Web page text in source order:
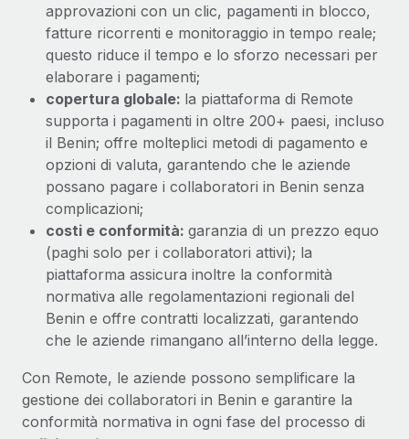
approvazioni con un clic, pagamenti in blocco,
fatture ricorrenti e monitoraggio in tempo reale;
questo riduce il tempo e lo sforzo necessari per
elaborare i pagamenti;
copertura globale: la piattaforma di Remote
supporta i pagamenti in oltre 200+ paesi, incluso
il Benin; offre molteplici metodi di pagamento e
opzioni di valuta, garantendo che le aziende
possano pagare i collaboratori in Benin senza
complicazioni;
costi e conformità: garanzia di un prezzo equo
(paghi solo per i collaboratori attivi); la
piattaforma assicura inoltre la conformità
normativa alle regolamentazioni regionali del
Benin e offre contratti localizzati, garantendo
che le aziende rimangano all’interno della legge.
Con Remote, le aziende possono semplificare la
gestione dei collaboratori in Benin e garantire la
conformità normativa in ogni fase del processo di